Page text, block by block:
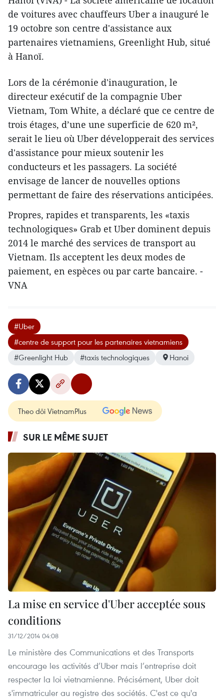
de voitures avec chauffeurs Uber a ​inauguré le
19 octobre ​son centre d'assistance​ aux
partenaires vietnamiens, Greenlight Hub, situé
à Hanoï.
Lors de la cérémonie d'inauguration, le
directeur exécutif de la compagnie Uber
Vietnam, Tom White, a déclaré que ce centre de
trois étages, d’une une superficie de 620 m²,
serait le lieu où Uber développerait des ​services
d'assistance pour mieux soutenir les
conducteurs et les passagers. ​La société
envisage de lancer de nouvelles options
permettant de faire des réservations anticipées.
Propres, rapides et transparents, les «taxis
technologiques» Grab et Uber dominent depuis
2014 le marché des services de transport au
Vietnam. Ils acceptent les deux modes de
paiement, en espèces ou par carte bancaire. -
VNA
#Uber
#centre de support pour les partenaires vietnamiens
#Greenlight Hub
#taxis technologiques Hanoi
Theo dõi VietnamPlus
SUR LE MÊME SUJET
La mise en service d'Uber acceptée sous
conditions
31/12/2014 04:08
Le ministère des Communications et des Transports
encourage les activités d’Uber mais l’entreprise doit
respecter la loi vietnamienne. Précisément, Uber doit
s'immatriculer au registre des sociétés. C'est ce qu'a